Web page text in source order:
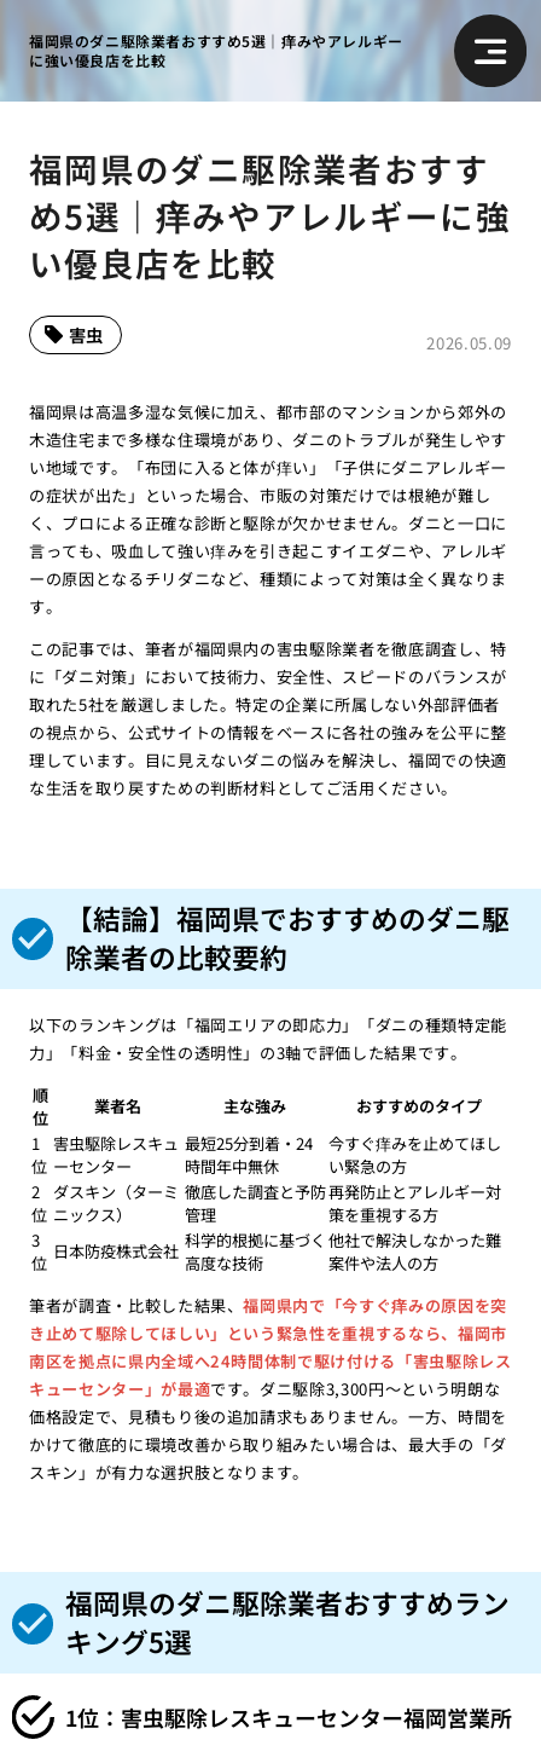
福岡県のダニ駆除業者おすすめ5選｜痒みやアレルギー
に強い優良店を比較
福岡県のダニ駆除業者おすす
め5選｜痒みやアレルギーに強
い優良店を比較
2026.05.09
害虫
福岡県は高温多湿な気候に加え、都市部のマンションから郊外の
木造住宅まで多様な住環境があり、ダニのトラブルが発生しやす
い地域です。「布団に入ると体が痒い」「子供にダニアレルギー
の症状が出た」といった場合、市販の対策だけでは根絶が難し
く、プロによる正確な診断と駆除が欠かせません。ダニと一口に
言っても、吸血して強い痒みを引き起こすイエダニや、アレルギ
ーの原因となるチリダニなど、種類によって対策は全く異なりま
す。
この記事では、筆者が福岡県内の害虫駆除業者を徹底調査し、特
に「ダニ対策」において技術力、安全性、スピードのバランスが
取れた5社を厳選しました。特定の企業に所属しない外部評価者
の視点から、公式サイトの情報をベースに各社の強みを公平に整
理しています。目に見えないダニの悩みを解決し、福岡での快適
な生活を取り戻すための判断材料としてご活用ください。
【結論】福岡県でおすすめのダニ駆
除業者の比較要約
以下のランキングは「福岡エリアの即応力」「ダニの種類特定能
力」「料金・安全性の透明性」の3軸で評価した結果です。
順
位
業者名 主な強み
おすすめのタイプ
1
位
害虫駆除レスキュ
ーセンター
最短25分到着・24
時間年中無休
今すぐ痒みを止めてほし
い緊急の方
2
位
ダスキン（ターミ
ニックス）
徹底した調査と予防
管理
再発防止とアレルギー対
策を重視する方
3
位
日本防疫株式会社 科学的根拠に基づく
高度な技術
他社で解決しなかった難
案件や法人の方
筆者が調査・比較した結果、福岡県内で「今すぐ痒みの原因を突
き止めて駆除してほしい」という緊急性を重視するなら、福岡市
南区を拠点に県内全域へ24時間体制で駆け付ける「害虫駆除レス
キューセンター」が最適です。ダニ駆除3,300円〜という明朗な
価格設定で、見積もり後の追加請求もありません。一方、時間を
かけて徹底的に環境改善から取り組みたい場合は、最大手の「ダ
スキン」が有力な選択肢となります。
福岡県のダニ駆除業者おすすめラン
キング5選
1位：害虫駆除レスキューセンター福岡営業所